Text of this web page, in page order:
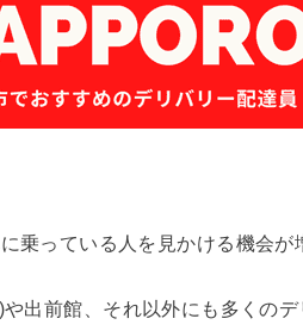
乗っている人を見かける機会が
出前館、それ以外にも多くの